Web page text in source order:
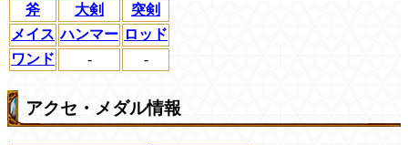
斧
大剣
突剣
メイス ハンマー ロッド
ワンド
- -
アクセ・メダル情報